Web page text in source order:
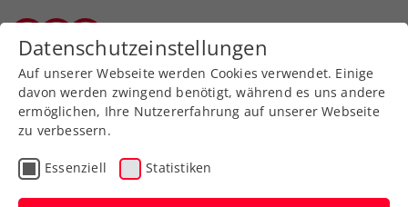
Aktuelle News
Datenschutzeinstellungen
Auf unserer Webseite werden Cookies verwendet. Einige
davon werden zwingend benötigt, während es uns andere
ermöglichen, Ihre Nutzererfahrung auf unserer Webseite
zu verbessern.
Essenziell Statistiken